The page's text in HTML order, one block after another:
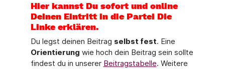
Hier kannst Du sofort und online
Deinen Eintritt in die Partei Die
Linke erklären.
Du legst deinen Beitrag selbst fest. Eine
Orientierung wie hoch dein Beitrag sein sollte
findest du in unserer Beitragstabelle. Weitere